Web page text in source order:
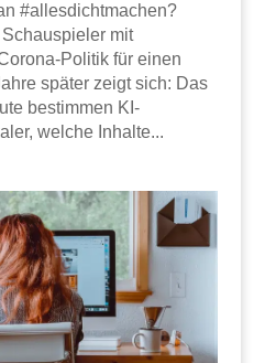
#allesdichtmachen?
mit
Politik für einen
später zeigt sich: Das
bestimmen KI-
welche Inhalte...